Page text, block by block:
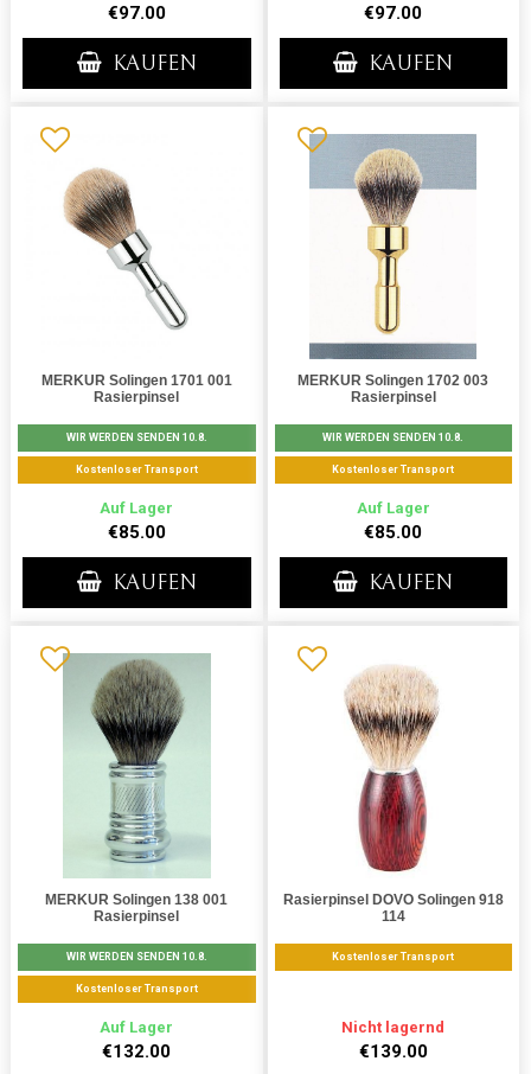
€97.00
KAUFEN
€97.00
KAUFEN
MERKUR Solingen 1701 001
Rasierpinsel
WIR WERDEN SENDEN 10.8.
Kostenloser Transport
Auf Lager
€85.00
KAUFEN
MERKUR Solingen 1702 003
Rasierpinsel
WIR WERDEN SENDEN 10.8.
Kostenloser Transport
Auf Lager
€85.00
KAUFEN
MERKUR Solingen 138 001
Rasierpinsel
WIR WERDEN SENDEN 10.8.
Kostenloser Transport
Auf Lager
€132.00
Rasierpinsel DOVO Solingen 918
114
Kostenloser Transport
Nicht lagernd
€139.00